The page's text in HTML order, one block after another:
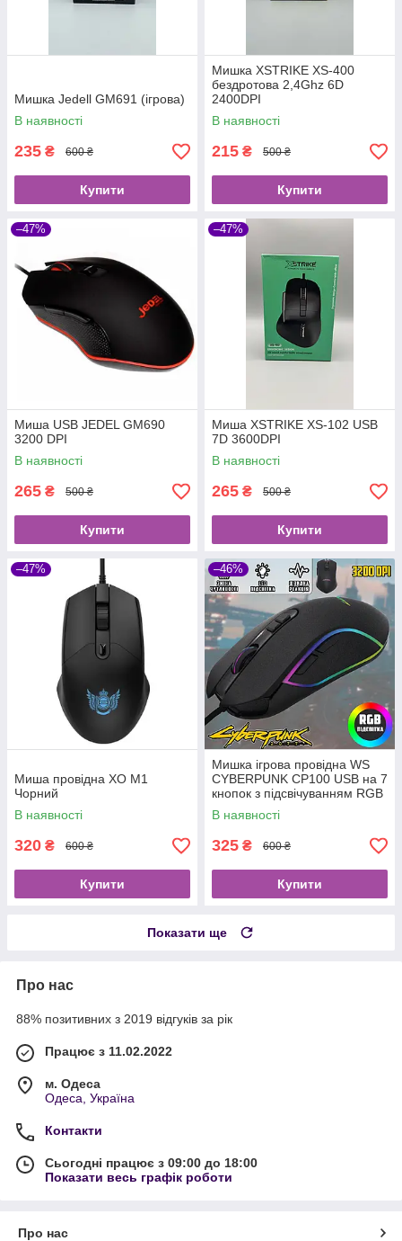
Мишка Jedell GM691 (ігрова)
В наявності
235 ₴ 600 ₴
Купити
Мишка XSTRIKE XS-400
бездротова 2,4Ghz 6D
2400DPI
В наявності
215 ₴ 500 ₴
Купити
–47%
Миша USB JEDEL GM690
3200 DPI
В наявності
265 ₴ 500 ₴
Купити
–47%
Миша XSTRIKE XS-102 USB
7D 3600DPI
В наявності
265 ₴ 500 ₴
Купити
–47%
Миша провідна XO M1
Чорний
В наявності
320 ₴ 600 ₴
Купити
–46%
Мишка ігрова провідна WS
CYBERPUNK CP100 USB на 7
кнопок з підсвічуванням RGB
В наявності
325 ₴ 600 ₴
Купити
Показати ще
Про нас
88% позитивних з 2019 відгуків за рік
Працює з 11.02.2022
м. Одеса
Одеса, Україна
Контакти
Сьогодні працює з 09:00 до 18:00
Показати весь графік роботи
Про нас